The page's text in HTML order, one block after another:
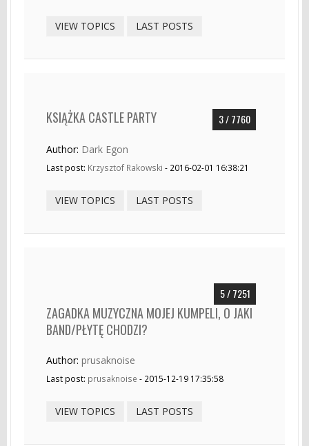
VIEW TOPICS LAST POSTS
3 / 7760
KSIĄŻKA CASTLE PARTY
Author: Dark Egon
Last post: Krzysztof Rakowski - 2016-02-01 16:38:21
VIEW TOPICS LAST POSTS
5 / 7251
ZAGADKA MUZYCZNA MOJEJ KUMPELI, O JAKI
BAND/PŁYTĘ CHODZI?
Author: prusaknoise
Last post: prusaknoise - 2015-12-19 17:35:58
VIEW TOPICS LAST POSTS